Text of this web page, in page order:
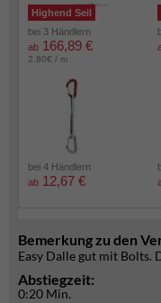
Highend Seil
bei 3 Händlern
ab 166,89 €
2.80€ / m
bei 4 Händlern
ab 12,67 €
Bemerkung zu den
Easy Dalle gut mit Bolts.
Abstiegzeit:
0:20 Min.